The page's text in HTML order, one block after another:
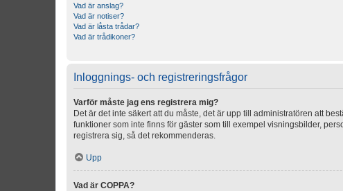
Vad är anslag?
Vad är notiser?
Vad är låsta trådar?
Vad är trådikoner?
Inloggnings- och registreringsfrågor
Varför måste jag ens registrera mig?
Det är det inte säkert att du måste, det är upp till administratören att
funktioner som inte finns för gäster som till exempel visningsbilder,
registrera sig, så det rekommenderas.
Upp
Vad är COPPA?